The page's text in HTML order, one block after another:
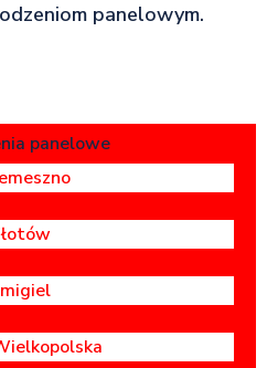
panelowym.
panelowe